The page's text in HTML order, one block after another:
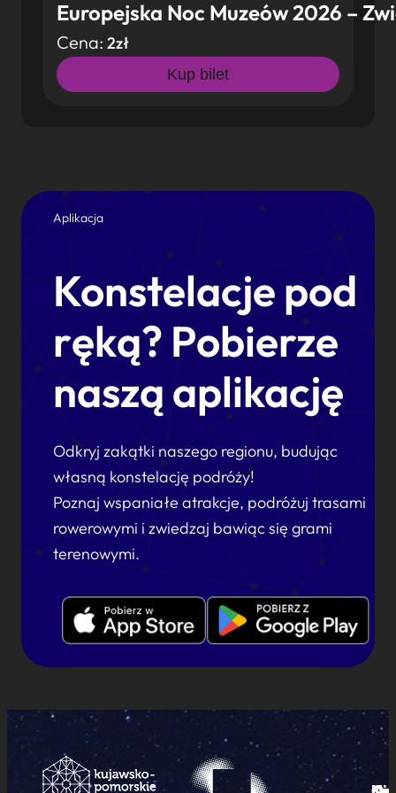
Europejska Noc Muzeów 2026 –
Cena: 2zł
Kup bilet
Aplikacja
Konstelacje pod
ręką? Pobierze
naszą aplikację
Odkryj zakątki naszego regionu, budując
własną konstelację podróży!
Poznaj wspaniałe atrakcje, podróżuj trasami
rowerowymi i zwiedzaj bawiąc się grami
terenowymi.